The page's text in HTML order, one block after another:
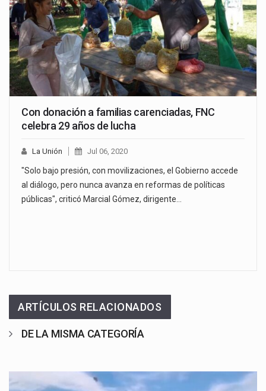
Con donación a familias carenciadas, FNC
celebra 29 años de lucha
La Unión Jul 06, 2020
"Solo bajo presión, con movilizaciones, el Gobierno accede
al diálogo, pero nunca avanza en reformas de políticas
públicas", criticó Marcial Gómez, dirigente…
ARTÍCULOS RELACIONADOS
DE LA MISMA CATEGORÍA